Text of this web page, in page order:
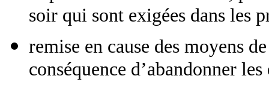
soir qui sont exigées dans les
remise en cause des moyens
conséquence d’abandonner